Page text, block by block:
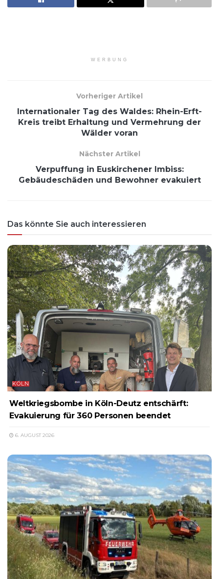
WERBUNG
Vorheriger Artikel
Internationaler Tag des Waldes: Rhein-Erft-
Kreis treibt Erhaltung und Vermehrung der
Wälder voran
Nächster Artikel
Verpuffung in Euskirchener Imbiss:
Gebäudeschäden und Bewohner evakuiert
Das könnte Sie auch interessieren
KÖLN
Weltkriegsbombe in Köln-Deutz entschärft:
Evakuierung für 360 Personen beendet
6. AUGUST 2026